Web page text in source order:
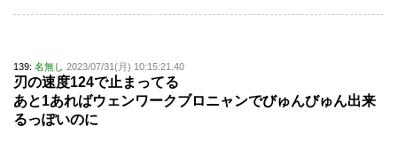
139: 名無し 2023/07/31(月) 10:15:21.40
刃の速度124で止まってる
あと1あればウェンワークブロニャンでびゅんびゅん出来
るっぽいのに